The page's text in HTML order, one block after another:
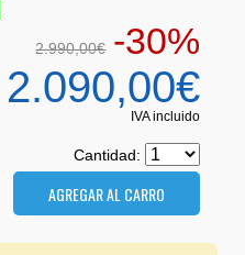
2.990,00€ -30%
2.090,00€
IVA incluido
Cantidad: